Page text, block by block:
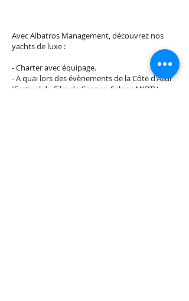
Avec Albatros Management, découvrez nos
yachts de luxe :
- Charter avec équipage.
- A quai lors des évènements de la Côte d'Azur
(Festival du Film de Cannes, Salons MIPTV,